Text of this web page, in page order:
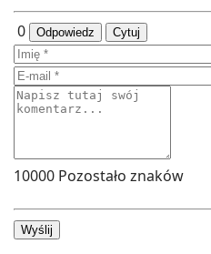
0 Odpowiedz Cytuj
10000 Pozostało znaków
Wyślij